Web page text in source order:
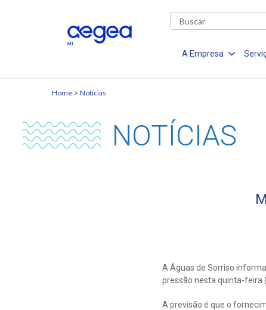
A Empresa
Home Notícias
NOTÍCIAS
A Águas de Sorriso
pressão nesta quinta-feira
A previsão é que o